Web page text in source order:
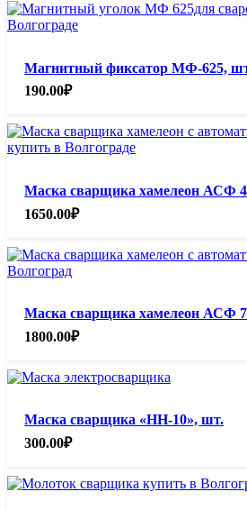
Магнитный фиксатор МФ-625,
190.00₽
Маска сварщика хамелеон АСФ
1650.00₽
Маска сварщика хамелеон АСФ
1800.00₽
Маска сварщика «НН-10», шт.
300.00₽